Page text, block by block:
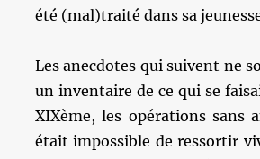
été (mal)traité dans sa
Les anecdotes qui suivent ne
un inventaire de ce qui se
XIXème, les opérations sans
était impossible de ressortir